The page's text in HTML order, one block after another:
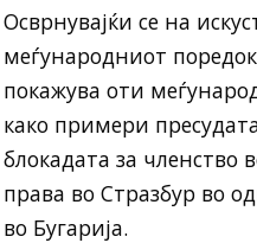
Осврнувајќи се на
меѓународниот
покажува оти
како примери
блокадата за членство
права во Стразбур во
во Бугарија.